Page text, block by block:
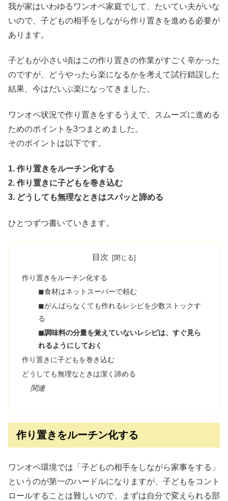
我が家はいわゆるワンオペ家庭でして、たいてい夫がいな
いので、子どもの相手をしながら作り置きを進める必要が
あります。
子どもが小さい頃はこの作り置きの作業がすごく辛かった
のですが、どうやったら楽になるかを考えて試行錯誤した
結果、今はだいぶ楽になってきました。
ワンオペ状況で作り置きをするうえで、スムーズに進める
ためのポイントを3つまとめました。
そのポイントは以下です。
1. 作り置きをルーチン化する
2. 作り置きに子どもを巻き込む
3. どうしても無理なときはスパッと諦める
ひとつずつ書いていきます。
目次
作り置きをルーチン化する
◼︎食材はネットスーパーで頼む
◼︎がんばらなくても作れるレシピを少数ストックす
る
◼︎調味料の分量を覚えていないレシピは、すぐ見ら
れるようにしておく
作り置きに子どもを巻き込む
どうしても無理なときは潔く諦める
関連
作り置きをルーチン化する
ワンオペ環境では「子どもの相手をしながら家事をする」
というのが第一のハードルになりますが、子どもをコント
ロールすることは難しいので、まずは自分で変えられる部